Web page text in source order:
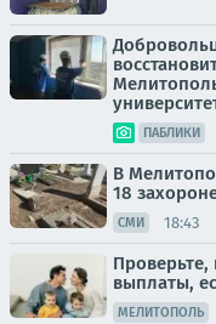
ПАБЛИКИ
В
18
СМИ 18:43
выплаты,
МЕЛИТОПОЛЬ